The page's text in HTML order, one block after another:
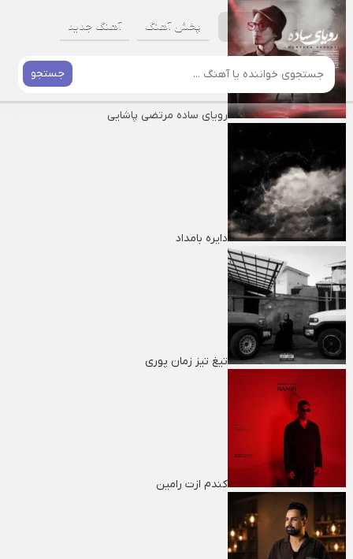
پخش آهنگ آهنگ جدید
جستجو
رویای ساده مرتضی پاشایی
دایره بامداد
تیغ تیز زمان پوری
کندم ازت رامین